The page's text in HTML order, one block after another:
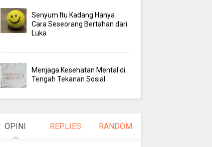
Senyum Itu Kadang Hanya
Cara Seseorang Bertahan dari
Luka
Menjaga Kesehatan Mental di
Tengah Tekanan Sosial
OPINI REPLIES RANDOM